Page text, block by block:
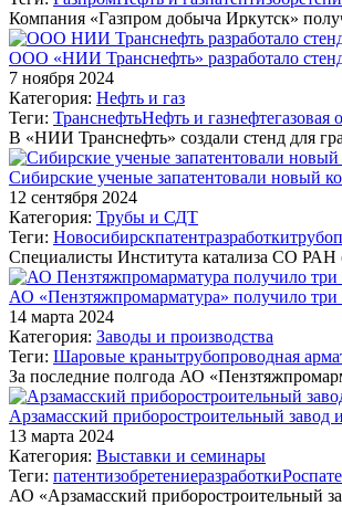
Компания «Газпром добыча Иркутск»
ООО «НИИ Транснефть» разработало
7 ноября 2024
Категория: Нефть и газ
Теги: ТранснефтьНефть и газнефтегазовая
В «НИИ Транснефть» создали стенд для
Сибирские ученые запатентовали новый
12 сентября 2024
Категория: Трубы и СДТ
Теги: Новосибирскпатентразработки
Специалисты Института катализа СО РАН
АО «Пензтяжпромарматура» получило три
14 марта 2024
Категория: Заводы и производства
Теги: Шаровые кранытрубопроводная
За последние полгода АО
Арзамасский приборостроительный
13 марта 2024
Категория: Выставки и семинары
Теги: патентизобретениеразработки
АО «Арзамасский приборостроительный